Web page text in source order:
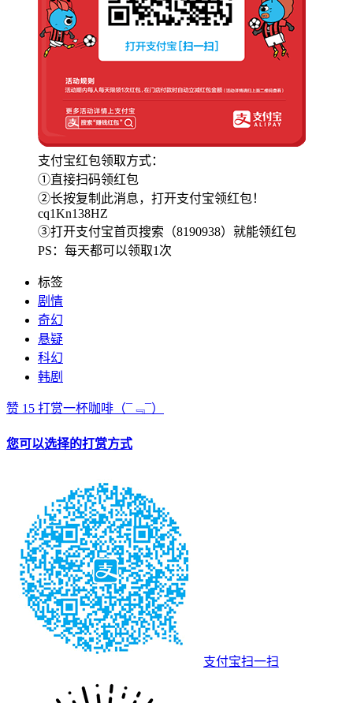
支付宝红包领取方式：
①直接扫码领红包
②长按复制此消息，打开支付宝领红包！
cq1Kn138HZ
③打开支付宝首页搜索（8190938）就能领红包
PS：每天都可以领取1次
标签
剧情
奇幻
悬疑
科幻
韩剧
赞 15 打赏一杯咖啡 （¯﹃¯）
您可以选择的打赏方式
支付宝扫一扫